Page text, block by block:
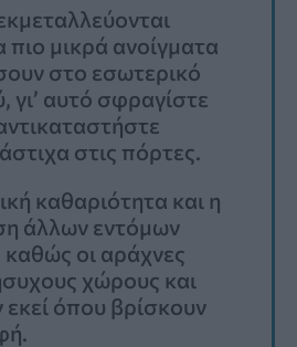
πιο μικρά ανοίγματα
στο εσωτερικό
γι’ αυτό σφραγίστε
στις πόρτες.
καθαριότητα και η
άλλων εντόμων
καθώς οι αράχνες
χώρους και
όπου βρίσκουν